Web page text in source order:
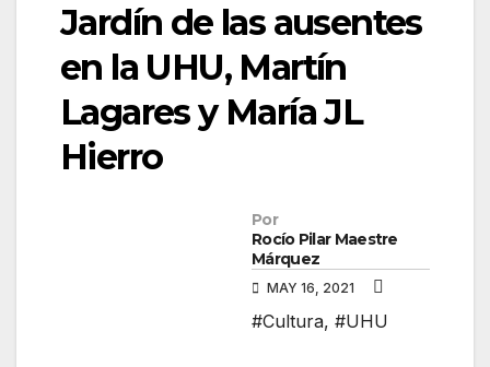
Jardín de las ausentes
en la UHU, Martín
Lagares y María JL
Hierro
Por
Rocío Pilar Maestre
Márquez
MAY 16, 2021
#Cultura, #UHU